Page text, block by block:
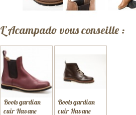
L’Acampado vous conseille :
Boots gardian
cuir Havane
Boots gardian
cuir Havane